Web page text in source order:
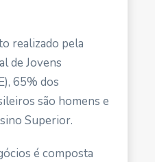
realizado pela
de Jovens
, 65% dos
são homens e
Superior.
é composta